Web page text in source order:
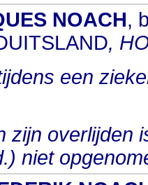
NOACH,
,
een
zijn overlijden
niet